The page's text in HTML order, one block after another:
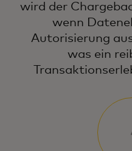
wird der
wenn
Autorisierung
was ein